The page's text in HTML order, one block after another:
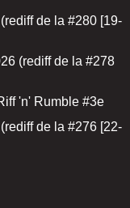
de la #280 [19-
(rediff de la #278
'n' Rumble #3e
de la #276 [22-